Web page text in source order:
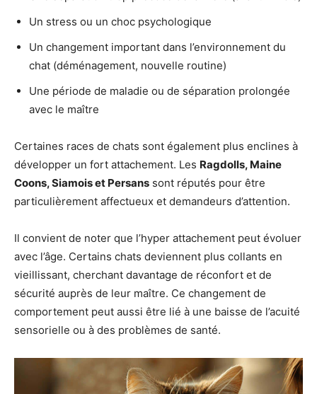
Un stress ou un choc psychologique
Un changement important dans l’environnement du
chat (déménagement, nouvelle routine)
Une période de maladie ou de séparation prolongée
avec le maître
Certaines races de chats sont également plus enclines à
développer un fort attachement. Les Ragdolls, Maine
Coons, Siamois et Persans sont réputés pour être
particulièrement affectueux et demandeurs d’attention.
Il convient de noter que l’hyper attachement peut évoluer
avec l’âge. Certains chats deviennent plus collants en
vieillissant, cherchant davantage de réconfort et de
sécurité auprès de leur maître. Ce changement de
comportement peut aussi être lié à une baisse de l’acuité
sensorielle ou à des problèmes de santé.